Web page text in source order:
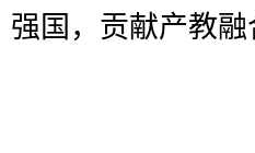
强国，贡献产教融